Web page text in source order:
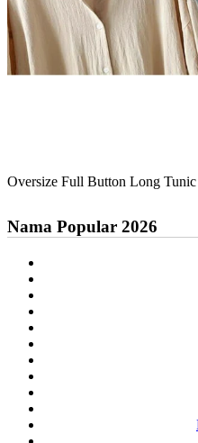
Oversize Full Button Long Tunic
Nama Popular 2026